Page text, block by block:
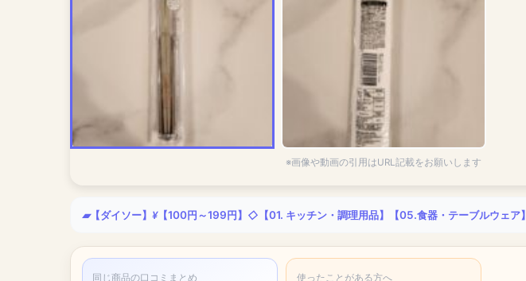
※画像や動画の引用はURL記載をお願いします
【ダイソー】 【100円～199円】 【01. キッチン・調理用品】 【05.食器・テーブルウェア】
同じ商品の口コミまとめ 使ったことがある方へ